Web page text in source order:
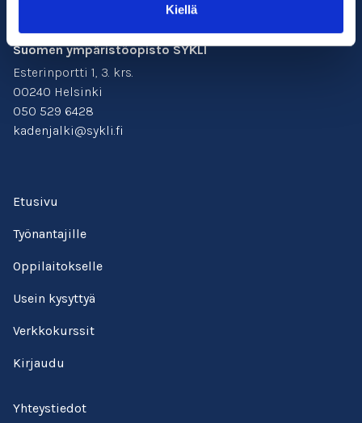
Kiellä
Suomen ympäristöopisto SYKLI
Esterinportti 1, 3. krs.
00240 Helsinki
050 529 6428
kadenjalki@sykli.fi
Etusivu
Työnantajille
Oppilaitokselle
Usein kysyttyä
Verkkokurssit
Kirjaudu
Yhteystiedot